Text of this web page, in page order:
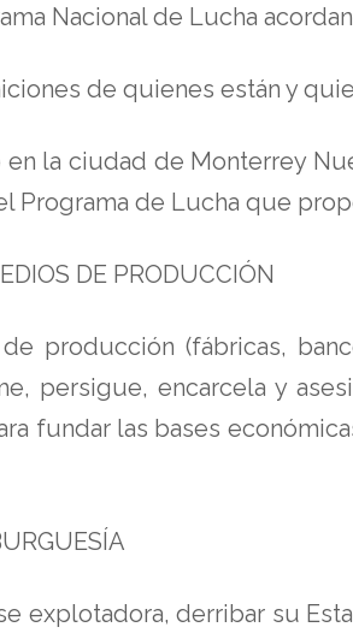
Nacional de Lucha
de quienes están y
en la ciudad de Monterrey
Programa de Lucha que
DE PRODUCCIÓN
producción (fábricas,
persigue, encarcela y
fundar las bases
explotadora, derribar su